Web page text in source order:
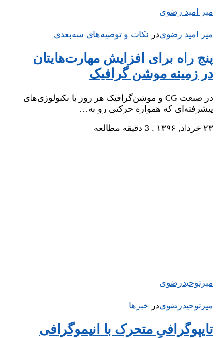
میر امید رضوی
میر امید رضویدر نکات و توصیه‌های‌ سه‌بعدی
پنج راه برای افزایش مهارت‌هایتان
در زمینه موشن گرافیک
در صنعت CG و موشن‌گرافیک هر روز با تکنولوژی‌های
پیشرفته‌ای که همواره حرکتی رو به…
۲۳ خرداد, ۱۳۹۶
. 3 دقیقه مطالعه
میر‌توحیدرضوی
میر‌توحیدرضویدر خبرها
تایپوگرافیِ متحرک با انیموگرافی